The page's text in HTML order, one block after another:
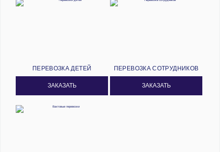
ПЕРЕВОЗКА ДЕТЕЙ
ЗАКАЗАТЬ
ПЕРЕВОЗКА СОТРУДНИКОВ
ЗАКАЗАТЬ